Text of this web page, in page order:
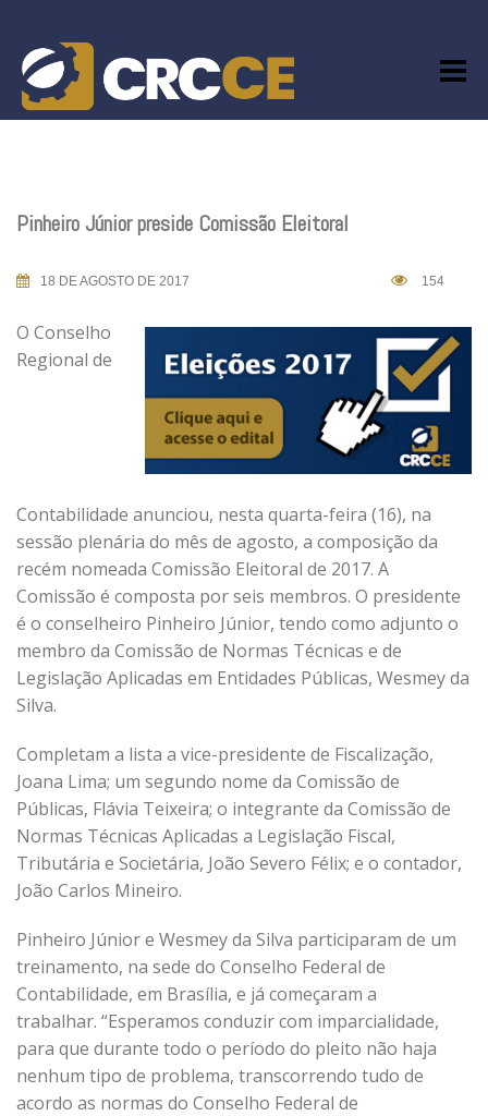
content
Pinheiro Júnior preside Comissão Eleitoral
18 DE AGOSTO DE 2017 154
O Conselho
Regional de
Contabilidade anunciou, nesta quarta-feira (16), na
sessão plenária do mês de agosto, a composição da
recém nomeada Comissão Eleitoral de 2017. A
Comissão é composta por seis membros. O presidente
é o conselheiro Pinheiro Júnior, tendo como adjunto o
membro da Comissão de Normas Técnicas e de
Legislação Aplicadas em Entidades Públicas, Wesmey da
Silva.
Completam a lista a vice-presidente de Fiscalização,
Joana Lima; um segundo nome da Comissão de
Públicas, Flávia Teixeira; o integrante da Comissão de
Normas Técnicas Aplicadas a Legislação Fiscal,
Tributária e Societária, João Severo Félix; e o contador,
João Carlos Mineiro.
Pinheiro Júnior e Wesmey da Silva participaram de um
treinamento, na sede do Conselho Federal de
Contabilidade, em Brasília, e já começaram a
trabalhar. “Esperamos conduzir com imparcialidade,
para que durante todo o período do pleito não haja
nenhum tipo de problema, transcorrendo tudo de
acordo as normas do Conselho Federal de